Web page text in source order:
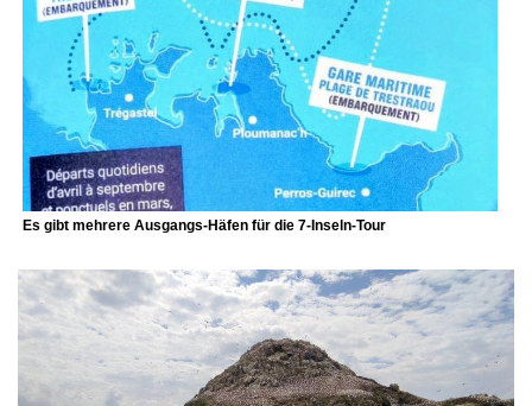
Es gibt mehrere Ausgangs-Häfen für die 7-Inseln-Tour